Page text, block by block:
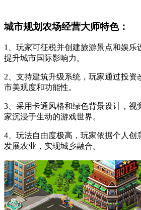
城市规划农场经营大师特色：
1、玩家可征税并创建旅游景点和娱乐
提升城市国际影响力。
2、支持建筑升级系统，玩家通过投资
市美观度和功能性。
3、采用卡通风格和绿色背景设计，视
家沉浸于生动的游戏世界。
4、玩法自由度极高，玩家依据个人创
发展农业，实现城乡融合。